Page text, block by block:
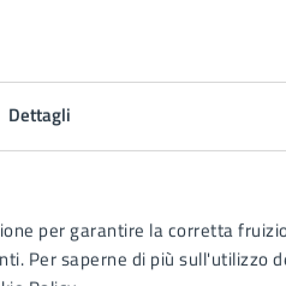
Dettagli
per garantire la corretta
Per saperne di più sull'utilizzo